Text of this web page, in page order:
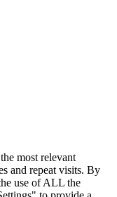
most relevant
and repeat visits. By
use of ALL the